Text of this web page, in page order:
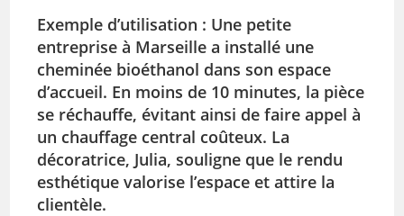
Exemple d’utilisation : Une petite
entreprise à Marseille a installé une
cheminée bioéthanol dans son espace
d’accueil. En moins de 10 minutes, la pièce
se réchauffe, évitant ainsi de faire appel à
un chauffage central coûteux. La
décoratrice, Julia, souligne que le rendu
esthétique valorise l’espace et attire la
clientèle.